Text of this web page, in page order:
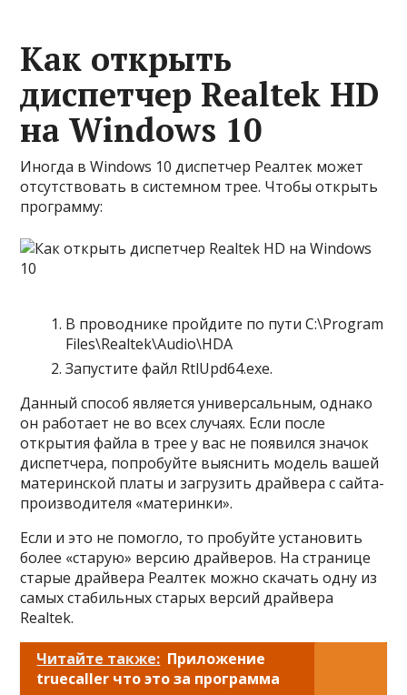
Как открыть
диспетчер Realtek HD
на Windows 10
Иногда в Windows 10 диспетчер Реалтек может
отсутствовать в системном трее. Чтобы открыть
программу:
В проводнике пройдите по пути C:\Program
Files\Realtek\Audio\HDA
Запустите файл RtlUpd64.exe.
Данный способ является универсальным, однако
он работает не во всех случаях. Если после
открытия файла в трее у вас не появился значок
диспетчера, попробуйте выяснить модель вашей
материнской платы и загрузить драйвера с сайта-
производителя «материнки».
Если и это не помогло, то пробуйте установить
более «старую» версию драйверов. На странице
старые драйвера Реалтек можно скачать одну из
самых стабильных старых версий драйвера
Realtek.
Читайте также: Приложение
truecaller что это за программа